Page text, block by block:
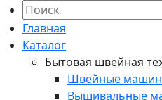
Главная
Каталог
Бытовая швейная
Швейные
Вышивальные